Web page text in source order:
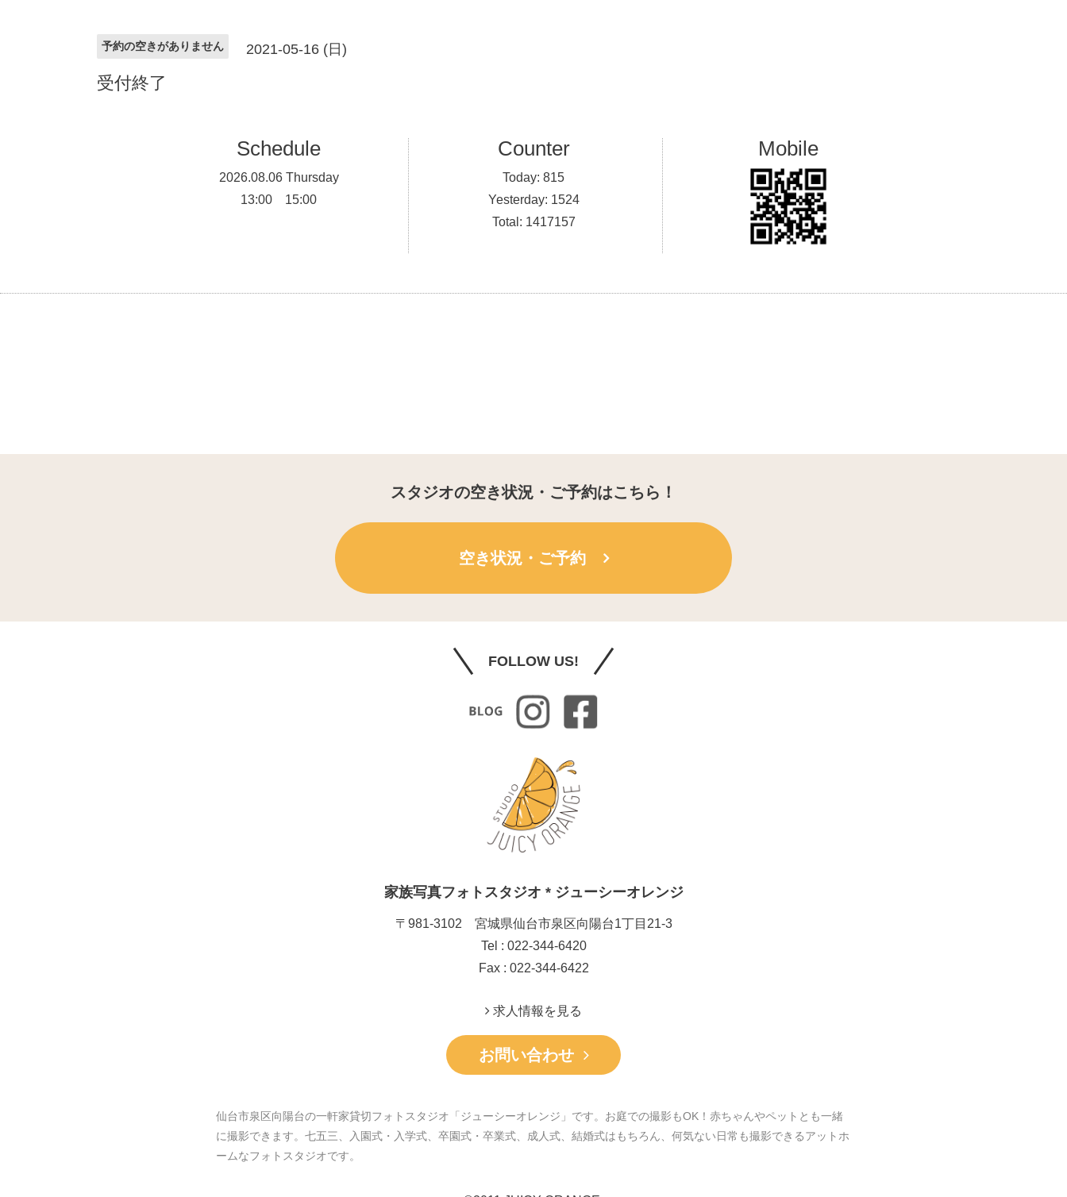
予約の空きがありません 2021-05-16 (日)
受付終了
Schedule
2026.08.06 Thursday
13:00 15:00
Counter
Today:815
Yesterday: 1524
Total: 1417157
Mobile
スタジオの空き状況・ご予約はこちら！
空き状況・ご予約
FOLLOW US!
家族写真フォトスタジオ * ジューシーオレンジ
〒981-3102 宮城県仙台市泉区向陽台1丁目21-3
Tel : 022-344-6420
Fax : 022-344-6422
求人情報を見る
お問い合わせ
仙台市泉区向陽台の一軒家貸切フォトスタジオ「ジューシーオレンジ」です。お庭での撮影もOK！赤ちゃんやペットとも一緒
に撮影できます。七五三、入園式・入学式、卒園式・卒業式、成人式、結婚式はもちろん、何気ない日常も撮影できるアットホ
ームなフォトスタジオです。